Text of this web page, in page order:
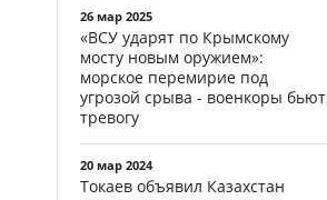
26 мар 2025
«ВСУ ударят по Крымскому
мосту новым оружием»:
морское перемирие под
угрозой срыва - военкоры бьют
тревогу
20 мар 2024
Токаев объявил Казахстан